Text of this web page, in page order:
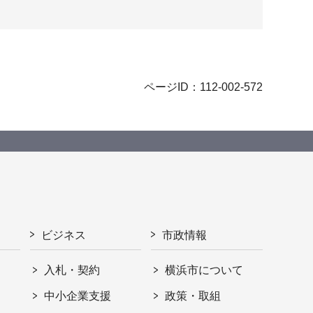
ページID：112-002-572
ビジネス
入札・契約
中小企業支援
市政情報
横浜市について
政策・取組